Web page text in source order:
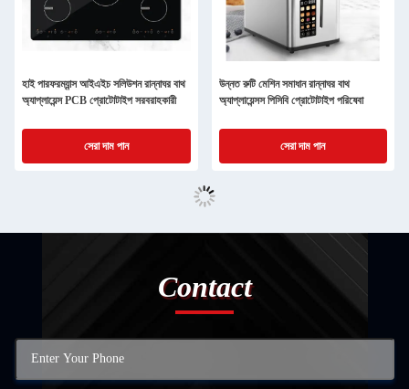
হাই পারফরম্যান্স আইএইচ সলিউশন রান্নাঘর বাথ
অ্যাপ্লায়েন্স PCB প্রোটোটাইপ সরবরাহকারী
সেরা দাম পান
উন্নত রুটি মেশিন সমাধান রান্নাঘর বাথ
অ্যাপ্লায়েন্সস পিসিবি প্রোটোটাইপ পরিষেবা
সেরা দাম পান
Contact